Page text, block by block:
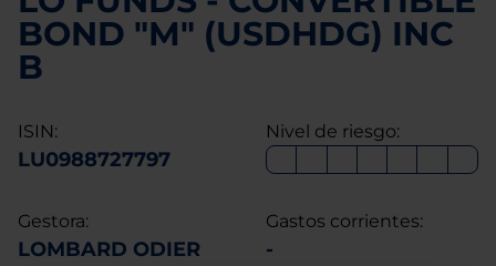
BOND "M" (USDHDG) INC
B
ISIN:
LU0988727797
Nivel de riesgo:
Gestora:
LOMBARD ODIER
Gastos corrientes:
-